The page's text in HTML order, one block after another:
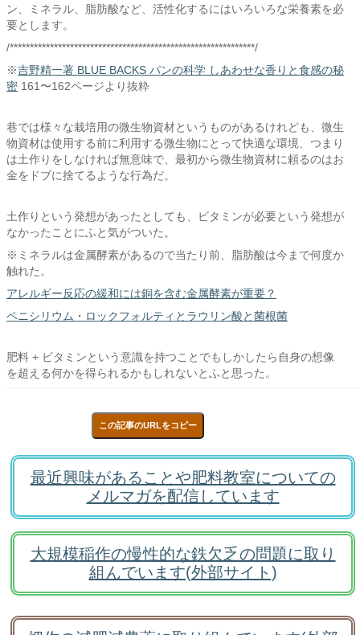
ン、ミネラル、脂肪酸など、活性化するにはいろいろな栄養素を必
要とします。
/*************************************************************/
※吉野精一著 BLUE BACKS パンの科学 しあわせな香りと食感の秘
密 161〜162ページより抜粋
巷では様々な栽培用の微生物資材というものがあるけれども、微生
物資材は使用する前に利用する微生物にとって快適な環境、つまり
は土作りをしなければ無意味で、最初から微生物資材に頼るのはお
金をドブに捨てるような行為だ。
土作りという発想があったとしても、ビタミンが必要という発想が
なかったことにふと気がついた。
※ミネラルは金属酵素があるので当たり前、脂肪酸は今まで何度か
触れた。
アレルギー反応の緩和には銅を含む金属酵素が重要？
ペニシリウム・ロックフォルティとラウリン酸と菌根菌
肥料 + ビタミンという意識を持つことでもしかしたら自身の想像
を超える何かを得られるかもしれないとふと思った。
この記事のURLをコピー
最近興味があることや肥料教室についての
メルマガを配信しています
大規模稲作の慢性的な鉄欠乏の問題に取り
組んでいます(外部サイト)